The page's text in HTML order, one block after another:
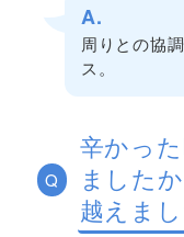
A.
周りとの協
ス。
Q
辛かっ
ました
越えま